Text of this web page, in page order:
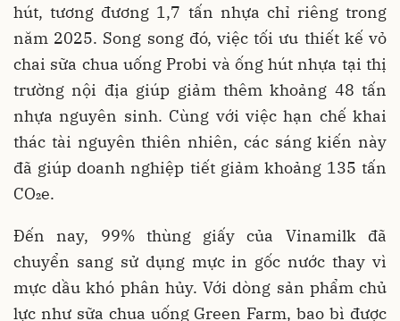
hút, tương đương 1,7 tấn nhựa chỉ riêng trong
năm 2025. Song song đó, việc tối ưu thiết kế vỏ
chai sữa chua uống Probi và ống hút nhựa tại thị
trường nội địa giúp giảm thêm khoảng 48 tấn
nhựa nguyên sinh. Cùng với việc hạn chế khai
thác tài nguyên thiên nhiên, các sáng kiến này
đã giúp doanh nghiệp tiết giảm khoảng 135 tấn
CO₂e.
Đến nay, 99% thùng giấy của Vinamilk đã
chuyển sang sử dụng mực in gốc nước thay vì
mực dầu khó phân hủy. Với dòng sản phẩm chủ
lực như sữa chua uống Green Farm, bao bì được